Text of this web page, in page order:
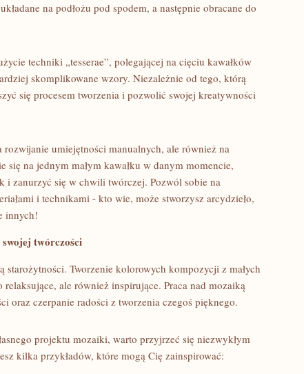
⁣na podłożu ‌pod spodem, a⁤ następnie obracane do
techniki „tesserae”,‍ polegającej na cięciu⁤ kawałków
skomplikowane⁢ wzory. Niezależnie od tego, którą
się⁤ procesem tworzenia i pozwolić⁣ swojej kreatywności‍
umiejętności manualnych, ale⁣ również na
się ‌na jednym⁤ małym kawałku ‌w ‍danym momencie,
i zanurzyć ⁢się w ‌chwili ⁤twórczej. Pozwól sobie na
i technikami ⁣- kto wie, może‌ stworzysz arcydzieło,
innych!
twórczości
Tworzenie kolorowych kompozycji⁤ z małych
⁢ale ‍również inspirujące. ⁢Praca nad‌ mozaiką
⁢oraz czerpanie‌ radości z tworzenia ⁢czegoś pięknego.
projektu mozaiki,‍ warto przyjrzeć się ‌niezwykłym
kilka ‌przykładów, które mogą ‌Cię zainspirować: